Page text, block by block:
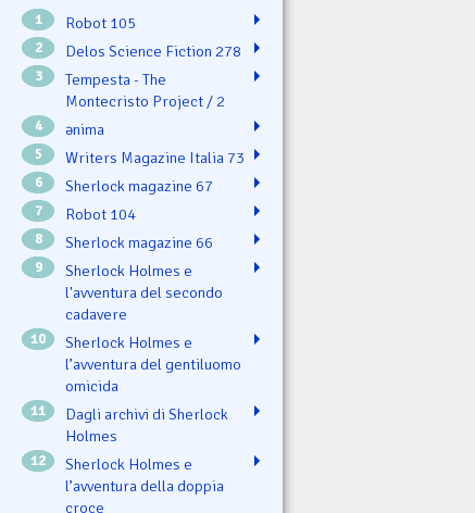
1 Robot 105
2 Delos Science Fiction 278
3
Tempesta - The
Montecristo Project / 2
4 ənima
5 Writers Magazine Italia 73
6 Sherlock magazine 67
7 Robot 104
8 Sherlock magazine 66
9
Sherlock Holmes e
l'avventura del secondo
cadavere
10
Sherlock Holmes e
l’avventura del gentiluomo
omicida
11
Dagli archivi di Sherlock
Holmes
12
Sherlock Holmes e
l’avventura della doppia
croce